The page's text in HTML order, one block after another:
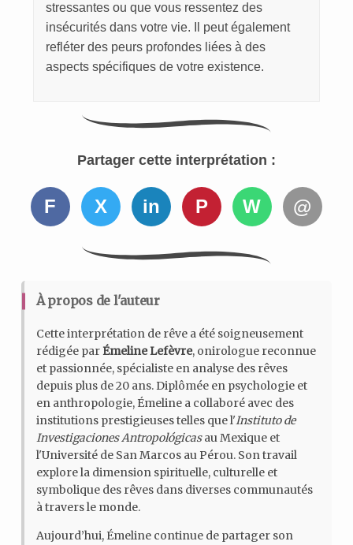
stressantes ou que vous ressentez des
insécurités dans votre vie. Il peut également
refléter des peurs profondes liées à des
aspects spécifiques de votre existence.
Partager cette interprétation :
F X in P W @
À propos de l'auteur
Cette interprétation de rêve a été soigneusement
rédigée parÉmeline Lefèvre, onirologue reconnue
et passionnée, spécialiste en analyse des rêves
depuis plus de 20 ans. Diplômée en psychologie et
en anthropologie, Émeline a collaboré avec des
institutions prestigieuses telles que l'Instituto de
Investigaciones Antropológicasau Mexique et
l'Université de San Marcos au Pérou. Son travail
explore la dimension spirituelle, culturelle et
symbolique des rêves dans diverses communautés
à travers le monde.
Aujourd’hui, Émeline continue de partager son